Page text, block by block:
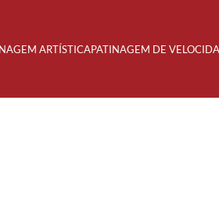
ARTÍSTICAPATINAGEM DE